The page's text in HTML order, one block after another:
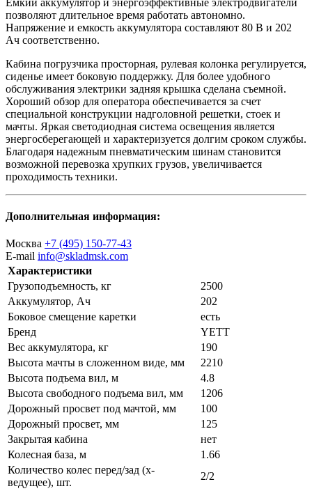
позволяют длительное время работать автономно.
Напряжение и емкость аккумулятора составляют 80 B и 202
Ач соответственно.
Кабина погрузчика просторная, рулевая колонка регулируется,
сиденье имеет боковую поддержку. Для более удобного
обслуживания электрики задняя крышка сделана съемной.
Хороший обзор для оператора обеспечивается за счет
специальной конструкции надголовной решетки, стоек и
мачты. Яркая светодиодная система освещения является
энергосберегающей и характеризуется долгим сроком службы.
Благодаря надежным пневматическим шинам становится
возможной перевозка хрупких грузов, увеличивается
проходимость техники.
Дополнительная информация:
Москва +7 (495) 150-77-43
E-mail info@skladmsk.com
Характеристики
Грузоподъемность, кг
2500
Аккумулятор, Ач
202
Боковое смещение каретки
есть
Бренд
YETT
Вес аккумулятора, кг
190
Высота мачты в сложенном виде, мм
2210
Высота подъема вил, м
4.8
Высота свободного подъема вил, мм
1206
Дорожный просвет под мачтой, мм
100
Дорожный просвет, мм
125
Закрытая кабина
нет
Колесная база, м
1.66
Количество колес перед/зад (x-
ведущее), шт.
2/2